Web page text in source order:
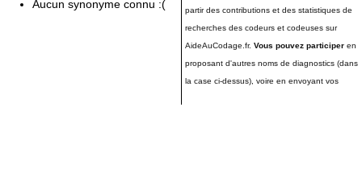
Aucun synonyme connu :(
partir des contributions et des statistiques de
recherches des codeurs et codeuses sur
AideAuCodage.fr. Vous pouvez participer en
proposant d'autres noms de diagnostics (dans
la case ci-dessus), voire en envoyant vos